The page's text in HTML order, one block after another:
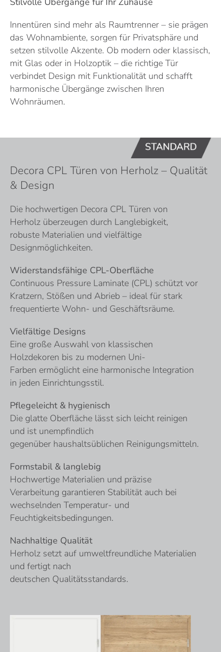
Innentüren sind mehr als Raumtrenner – sie prägen
das Wohnambiente, sorgen für Privatsphäre und
setzen stilvolle Akzente. Ob modern oder klassisch,
mit Glas oder in Holzoptik – die richtige Tür
verbindet Design mit Funktionalität und schafft
harmonische Übergänge zwischen Ihren
Wohnräumen.
Decora CPL Türen von Herholz – Qualität
& Design
Die hochwertigen Decora CPL Türen von
Herholz überzeugen durch Langlebigkeit,
robuste Materialien und vielfältige
Designmöglichkeiten.
Widerstandsfähige CPL-Oberfläche
Continuous Pressure Laminate (CPL) schützt vor
Kratzern, Stößen und Abrieb – ideal für stark
frequentierte Wohn- und Geschäftsräume.
Vielfältige Designs
Eine große Auswahl von klassischen
Holzdekoren bis zu modernen Uni-
Farben ermöglicht eine harmonische Integration
in jeden Einrichtungsstil.
Pflegeleicht & hygienisch
Die glatte Oberfläche lässt sich leicht reinigen
und ist unempfindlich
gegenüber haushaltsüblichen Reinigungsmitteln.
Formstabil & langlebig
Hochwertige Materialien und präzise
Verarbeitung garantieren Stabilität auch bei
wechselnden Temperatur- und
Feuchtigkeitsbedingungen.
Nachhaltige Qualität
Herholz setzt auf umweltfreundliche Materialien
und fertigt nach
deutschen Qualitätsstandards.